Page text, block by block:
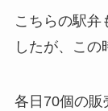
こちらの駅弁
したが、この
各日70個の販